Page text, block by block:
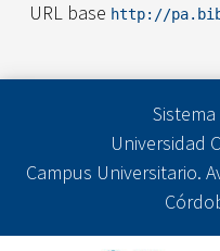
URL base http://
Universidad
Campus Universitario.